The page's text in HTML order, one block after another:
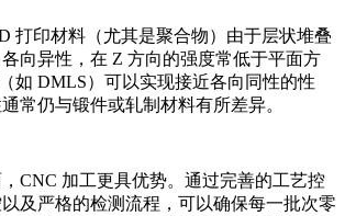
打印材料（尤其是聚合物）由于层状堆叠
向异性，在 Z 方向的强度常低于平面方
如 DMLS）可以实现接近各向同性的性
常仍与锻件或轧制材料有所差异。
CNC 加工更具优势。通过完善的工艺控
及严格的检测流程，可以确保每一批次零